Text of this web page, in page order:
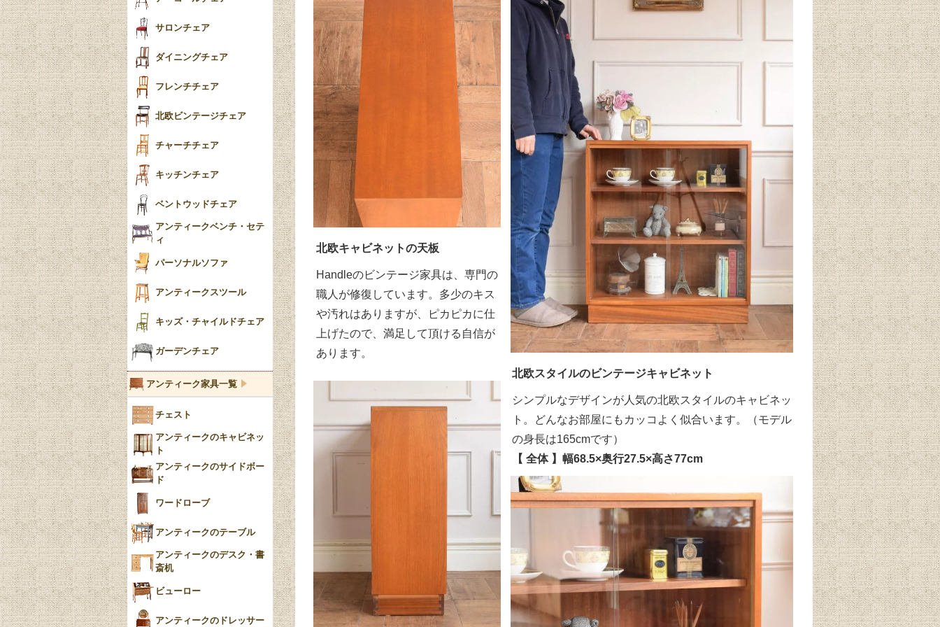
北欧キャビネットの天板
Handleのビンテージ家具は、専門の
職人が修復しています。多少のキス
や汚れはありますが、ピカピカに仕
上げたので、満足して頂ける自信が
あります。
北欧スタイルのビンテージキャビネット
シンプルなデザインが人気の北欧スタイルのキャビネッ
ト。どんなお部屋にもカッコよく似合います。（モデル
の身長は165cmです）
【 全体 】幅68.5×奥行27.5×高さ77cm
ー
ミラー
花瓶おしゃれ
陶器の人形
キャンドルホルダー
ツイスト
トライポッド
バラスター
陶磁器の模様一覧
イマリ（IMARI）
ブルー＆ホワイト
ブルーウィローパターン
Blue）
YUAN
チンツ
クリノリン
サロンチェア
ダイニングチェア
フレンチチェア
北欧ビンテージチェア
チャーチチェア
キッチンチェア
ベントウッドチェア
アンティークベンチ・セテ
ィ
パーソナルソファ
アンティークスツール
キッズ・チャイルドチェア
ガーデンチェア
アンティーク家具一覧
チェスト
アンティークのキャビネッ
ト
アンティークのサイドボー
ド
ワードローブ
アンティークのテーブル
アンティークのデスク・書
斎机
ビューロー
アンティークのドレッサー